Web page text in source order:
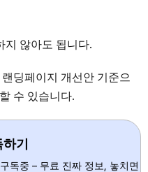
지 않아도 됩니다.
딩페이지 개선안 기준으
수 있습니다.
기
독중 – 무료 진짜 정보, 놓치면